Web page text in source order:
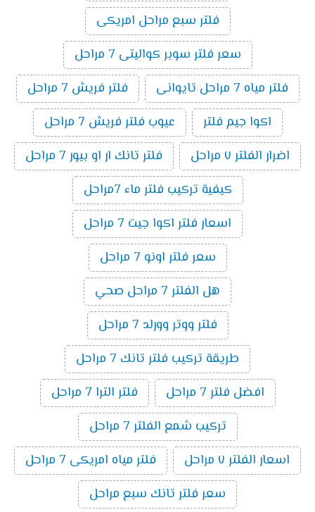
فلتر سبع مراحل امريكى
سعر فلتر سوبر كواليتى 7 مراحل
فلتر مياه 7 مراحل تايوانى
فلتر فريش 7 مراحل
اكوا جيم فلتر
عيوب فلتر فريش 7 مراحل
اضرار الفلتر ٧ مراحل
فلتر تانك ار او بيور 7 مراحل
كيفية تركيب فلتر ماء 7مراحل
اسعار فلتر اكوا جيت 7 مراحل
سعر فلتر اونو 7 مراحل
هل الفلتر 7 مراحل صحي
فلتر ووتر وورلد 7 مراحل
طريقة تركيب فلتر تانك 7 مراحل
افضل فلتر 7 مراحل
فلتر الترا 7 مراحل
تركيب شمع الفلتر 7 مراحل
اسعار الفلتر ٧ مراحل
فلتر مياه امريكى 7 مراحل
سعر فلتر تانك سبع مراحل